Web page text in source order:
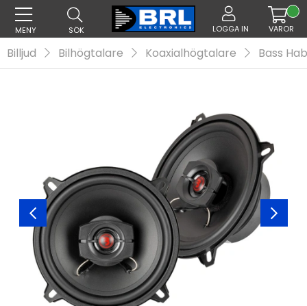
MENY SÖK LOGGA IN VAROR
Billjud Bilhögtalare Koaxialhögtalare Bass